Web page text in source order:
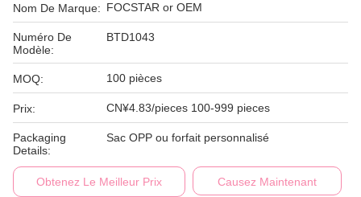
Nom De Marque: FOCSTAR or OEM
Numéro De
Modèle:
BTD1043
MOQ: 100 pièces
Prix: CN¥4.83/pieces 100-999 pieces
Packaging
Details:
Sac OPP ou forfait personnalisé
Obtenez Le Meilleur Prix Causez Maintenant